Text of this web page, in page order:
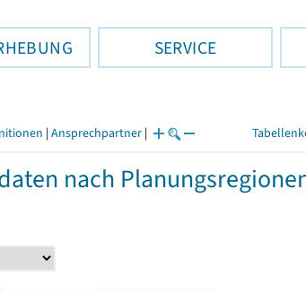
SERVICE
| Ansprechpartner |
nach